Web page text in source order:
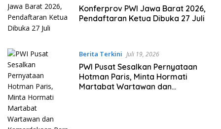
Konferprov PWI Jawa Barat 2026,
Pendaftaran Ketua Dibuka 27 Juli
Berita Terkini Juli 19, 2026
PWI Pusat Sesalkan Pernyataan
Hotman Paris, Minta Hormati
Martabat Wartawan dan